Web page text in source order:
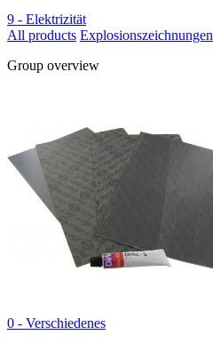
9 - Elektrizität
All products Explosionszeichnungen
Group overview
0 - Verschiedenes